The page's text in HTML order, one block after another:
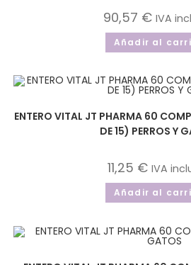
90,57 € IVA
Añadir al
ENTERO VITAL JT PHARMA 60
DE 15) PERROS Y
11,25 € IVA
Añadir al